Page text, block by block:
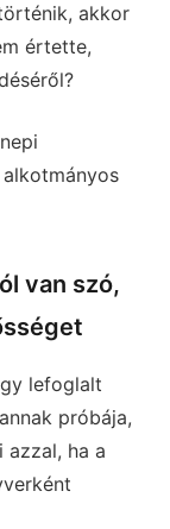
akkor
értette,
van szó,
lefoglalt
próbája,
azzal, ha a